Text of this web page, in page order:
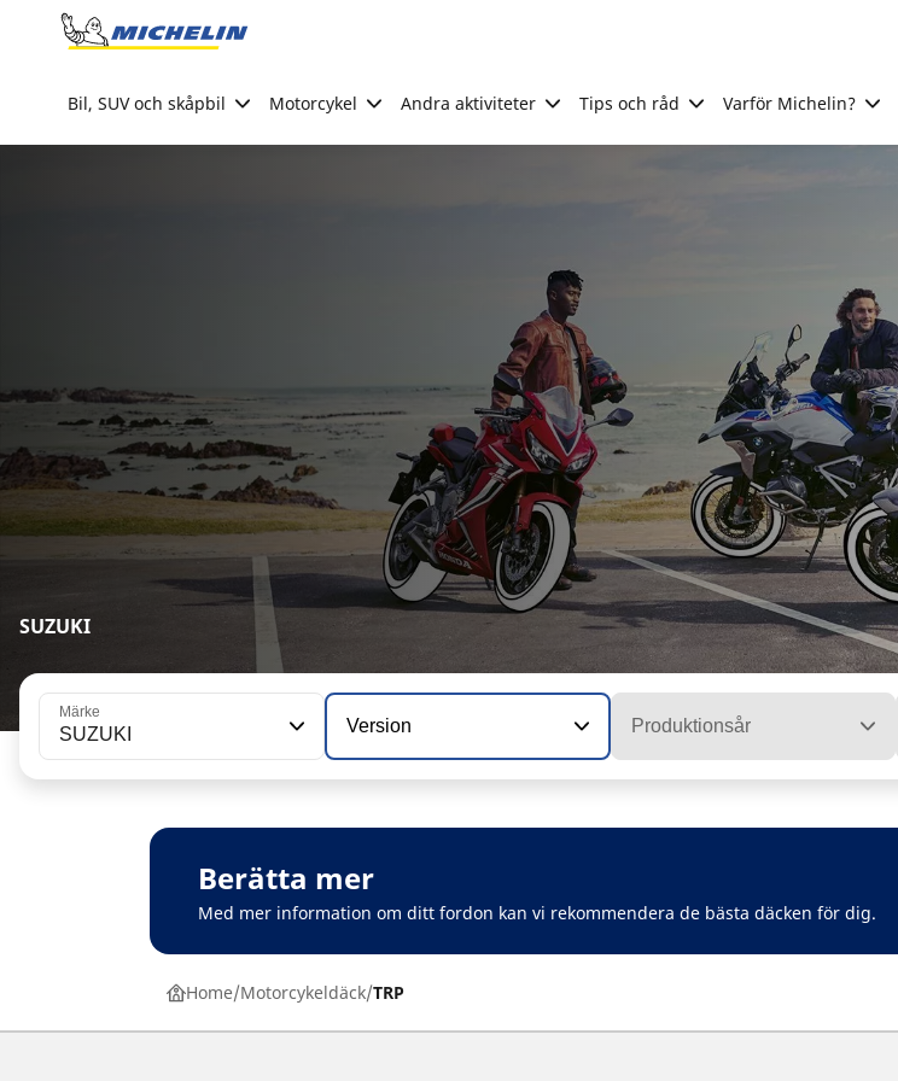
Go to page content
Bil, SUV och skåpbil Motorcykel Andra aktiviteter Tips och råd Varför Michelin?
SUZUKI
Märke
SUZUKI Version Produktionsår
Berätta mer
Med mer information om ditt fordon kan vi rekommendera de bästa däcken för dig.
Home Motorcykeldäck TRP